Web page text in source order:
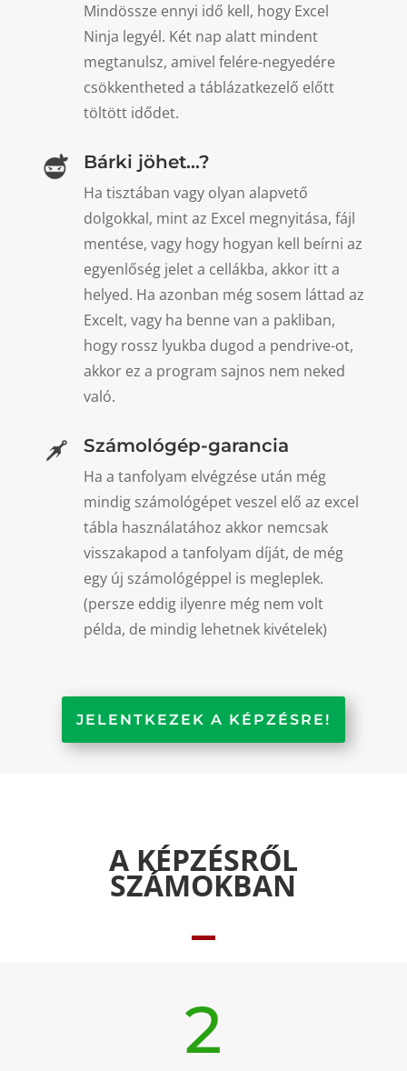
Mindössze ennyi idő kell, hogy Excel
Ninja legyél. Két nap alatt mindent
megtanulsz, amivel felére-negyedére
csökkentheted a táblázatkezelő előtt
töltött idődet.
Bárki jöhet...?
Ha tisztában vagy olyan alapvető
dolgokkal, mint az Excel megnyitása, fájl
mentése, vagy hogy hogyan kell beírni az
egyenlőség jelet a cellákba, akkor itt a
helyed. Ha azonban még sosem láttad az
Excelt, vagy ha benne van a pakliban,
hogy rossz lyukba dugod a pendrive-ot,
akkor ez a program sajnos nem neked
való.
Számológép-garancia
Ha a tanfolyam elvégzése után még
mindig számológépet veszel elő az excel
tábla használatához akkor nemcsak
visszakapod a tanfolyam díját, de még
egy új számológéppel is megleplek.
(persze eddig ilyenre még nem volt
példa, de mindig lehetnek kivételek)
JELENTKEZEK A KÉPZÉSRE!
A KÉPZÉSRŐL
SZÁMOKBAN
2